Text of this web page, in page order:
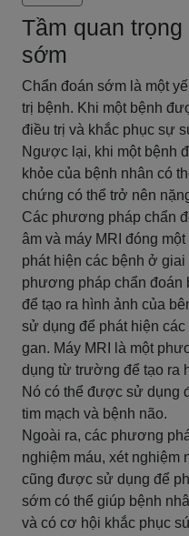
Tầm quan
sớm
Chẩn đoán sớm là một
trị bệnh. Khi một bệnh
điều trị và khắc phục sự
Ngược lại, khi một bệnh
khỏe của bệnh nhân có
chứng có thể trở nên
Các phương pháp chẩn
âm và máy MRI đóng
phát hiện các bệnh ở
phương pháp chẩn đoán
để tạo ra hình ảnh của
sử dụng để phát hiện
gan. Máy MRI là một
dụng từ trường để tạo ra
Nó có thể được sử dụng
tim mạch và bệnh não.
Ngoài ra, các phương
nghiệm máu, xét nghiệm
cũng được sử dụng để
sớm có thể giúp bệnh
và có cơ hội khắc phục